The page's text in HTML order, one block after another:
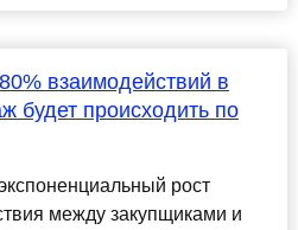
взаимодействий в
будет происходить по
рост
между закупщиками и